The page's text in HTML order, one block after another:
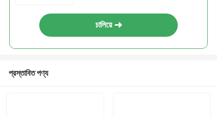
চালিয়ে
প্রস্তাবিত পণ্য